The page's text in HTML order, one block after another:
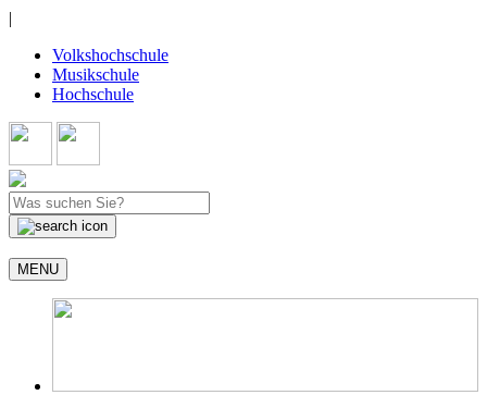
|
Volkshochschule
Musikschule
Hochschule
MENU